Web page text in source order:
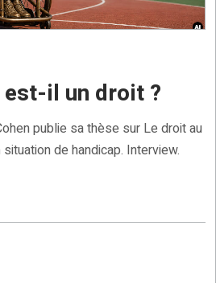
il un droit ?
publie sa thèse sur Le droit au
de handicap. Interview.